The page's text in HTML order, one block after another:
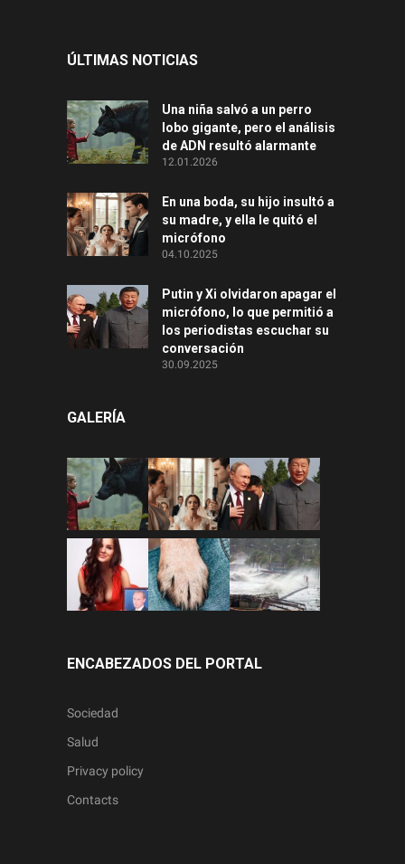
ÚLTIMAS NOTICIAS
Una niña salvó a un perro
lobo gigante, pero el análisis
de ADN resultó alarmante
12.01.2026
En una boda, su hijo insultó a
su madre, y ella le quitó el
micrófono
04.10.2025
Putin y Xi olvidaron apagar el
micrófono, lo que permitió a
los periodistas escuchar su
conversación
30.09.2025
GALERÍA
ENCABEZADOS DEL PORTAL
Sociedad
Salud
Privacy policy
Contacts